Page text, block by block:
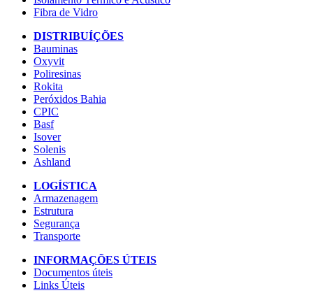
Fibra de Vidro
DISTRIBUÍÇÕES
Bauminas
Oxyvit
Poliresinas
Rokita
Peróxidos Bahia
CPIC
Basf
Isover
Solenis
Ashland
LOGÍSTICA
Armazenagem
Estrutura
Segurança
Transporte
INFORMAÇÕES ÚTEIS
Documentos úteis
Links Úteis